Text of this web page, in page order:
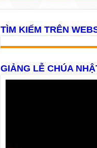
TÌM KIẾM TRÊN
GIẢNG LỄ CHÚA